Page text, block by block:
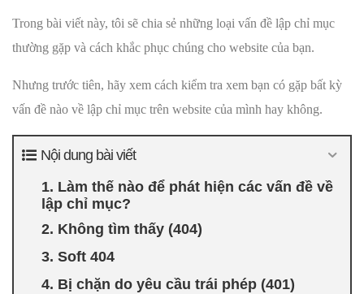
Trong bài viết này, tôi sẽ chia sẻ những loại vấn đề lập chỉ mục
thường gặp và cách khắc phục chúng cho website của bạn.
Nhưng trước tiên, hãy xem cách kiểm tra xem bạn có gặp bất kỳ
vấn đề nào về lập chỉ mục trên website của mình hay không.
Nội dung bài viết
1. Làm thế nào để phát hiện các vấn đề về
lập chỉ mục?
2. Không tìm thấy (404)
3. Soft 404
4. Bị chặn do yêu cầu trái phép (401)